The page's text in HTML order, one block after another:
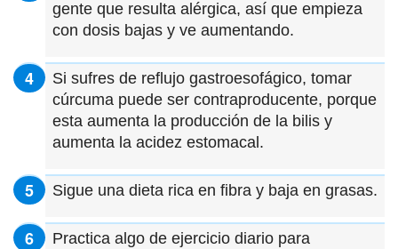
gente que resulta alérgica, así que empieza
con dosis bajas y ve aumentando.
Si sufres de reflujo gastroesofágico, tomar
cúrcuma puede ser contraproducente, porque
esta aumenta la producción de la bilis y
aumenta la acidez estomacal.
Sigue una dieta rica en fibra y baja en grasas.
Practica algo de ejercicio diario para